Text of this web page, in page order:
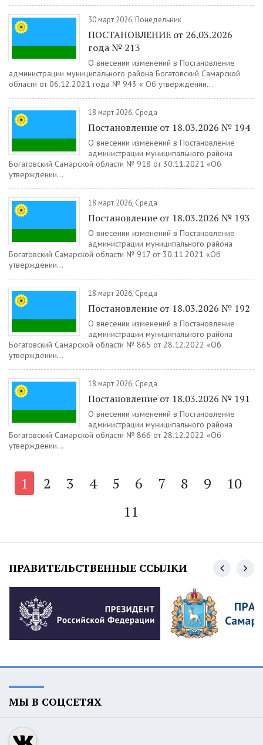
30 март 2026, Понедельник
ПОСТАНОВЛЕНИЕ от 26.03.2026
года № 213
О внесении изменений в Постановление
администрации муниципального района Богатовский Самарской
области от 06.12.2021 года № 943 « Об утверждении...
18 март 2026, Среда
Постановление от 18.03.2026 № 194
О внесении изменений в Постановление
администрации муниципального района
Богатовский Самарской области № 918 от 30.11.2021 «Об
утверждении...
18 март 2026, Среда
Постановление от 18.03.2026 № 193
О внесении изменений в Постановление
администрации муниципального района
Богатовский Самарской области № 917 от 30.11.2021 «Об
утверждении...
18 март 2026, Среда
Постановление от 18.03.2026 № 192
О внесении изменений в Постановление
администрации муниципального района
Богатовский Самарской области № 865 от 28.12.2022 «Об
утверждении...
18 март 2026, Среда
Постановление от 18.03.2026 № 191
О внесении изменений в Постановление
администрации муниципального района
Богатовский Самарской области № 866 от 28.12.2022 «Об
утверждении...
1 2 3 4 5 6 7 8 9
10
11
ПРАВИТЕЛЬСТВЕННЫЕ ССЫЛКИ
МЫ В СОЦСЕТЯХ